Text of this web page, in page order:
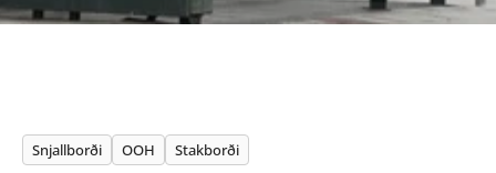
Snjallborði OOH Stakborði